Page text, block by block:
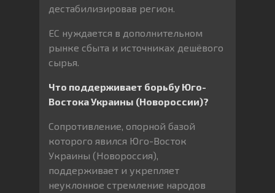
дестабилизировав регион.
ЕС нуждается в дополнительном
рынке сбыта и источниках дешёвого
сырья.
Что поддерживает борьбу Юго-
Востока Украины (Новороссии)?
Сопротивление, опорной базой
которого явился Юго-Восток
Украины (Новороссия),
поддерживает и укрепляет
неуклонное стремление народов